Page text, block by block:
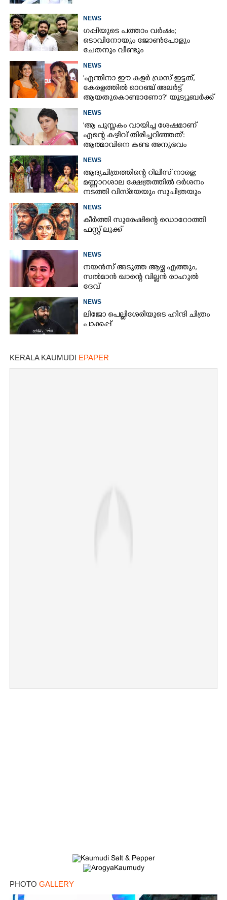
NEWS
ഗപ്പിയുടെ പത്താം വർഷം;​
ടൊവിനോയും ജോൺപോളും
ചേതനും വീണ്ടും
NEWS
'എന്തിനാ ഈ കളർ ഡ്രസ് ഇട്ടത്,
കേരളത്തിൽ ഓറഞ്ച് അല‌ർട്ട്
ആയതുകൊണ്ടാണോ?' യൂട്യൂബർക്ക്
NEWS
'ആ പുസ്തകം വായിച്ച ശേഷമാണ്
എന്റെ കഴിവ് തിരിച്ചറിഞ്ഞത്':
ആത്മാവിനെ കണ്ട അനുഭവം
NEWS
ആദ്യചിത്രത്തിന്റെ റിലീസ് നാളെ;
മണ്ണാറശാല ക്ഷേത്രത്തിൽ ദർശനം
നടത്തി വിസ്‌മയയും സുചിത്രയും
NEWS
കീർത്തി സുരേഷിന്റെ ഡൊറോത്തി
ഫസ്റ്റ് ലുക്ക്
NEWS
നയൻസ് അടുത്ത ആഴ്ച എത്തും,
സൽമാൻ ഖാന്റെ വില്ലൻ രാഹുൽ
ദേവ്
NEWS
ലിജോ പെല്ലിശേരിയുടെ ഹിന്ദി ചിത്രം
പാക്കപ്പ്
KERALA KAUMUDI EPAPER
PHOTO GALLERY